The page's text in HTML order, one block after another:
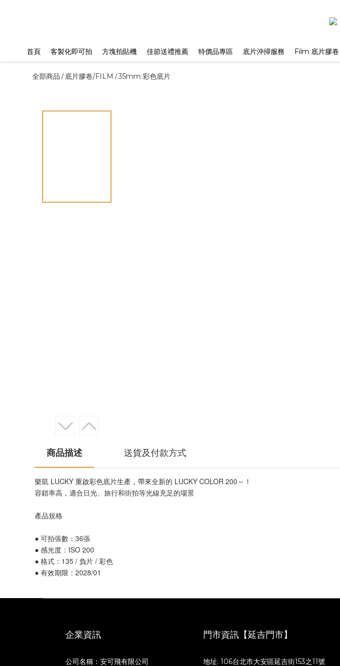
首頁 客製化即可拍 方塊拍貼機 佳節送禮推薦 特價品專區 底片沖掃服務 Film 底片膠卷
全部商品 /底片膠卷/FILM /35mm 彩色底片
商品描述 送貨及付款方式
樂凱 LUCKY 重啟彩色底片生產，帶來全新的 LUCKY COLOR 200～！
容錯率高，適合日光、旅行和街拍等光線充足的場景
產品規格
● 可拍張數：36張
● 感光度：ISO 200
● 格式：135 / 負片 / 彩色
● 有效期限：2028/01
企業資訊
公司名稱：安可飛有限公司
門市資訊【延吉門市】
地址: 106台北市大安區延吉街153之11號